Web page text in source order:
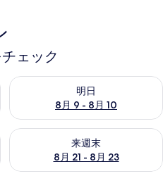
ェック
ェック
明日
8月 9 - 8月 10
明日 8月 9 - 8月 10 の空室状
をチェック
来週末
8月 21 - 8月 23
来週末 8月 21 - 8月 23 の空室